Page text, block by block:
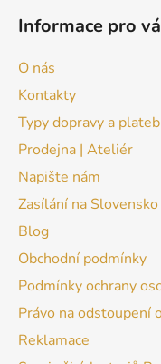
Informace pro
O nás
Kontakty
Typy dopravy a plateb
Prodejna | Ateliér
Napište nám
Zasílání na
Blog
Obchodní podmínky
Podmínky ochrany
Právo na odstoupení
Reklamace